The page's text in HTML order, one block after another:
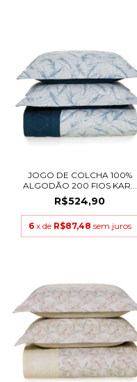
JOGO DE COLCHA 100%
ALGODÃO 200 FIOS KAR...
R$524,90
6 x de R$87,48 sem juros